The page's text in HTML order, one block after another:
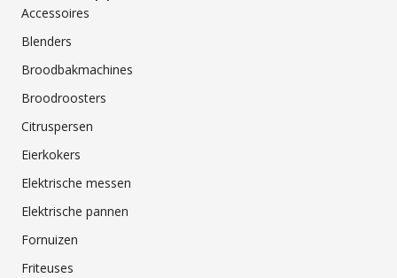
Accessoires
Blenders
Broodbakmachines
Broodroosters
Citruspersen
Eierkokers
Elektrische messen
Elektrische pannen
Fornuizen
Friteuses